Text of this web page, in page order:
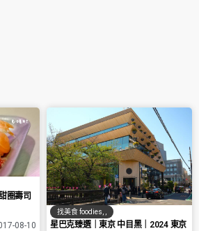
圈壽司
08-10
找美食 foodies
星巴克臻選｜東京 中目黑｜2024 東京